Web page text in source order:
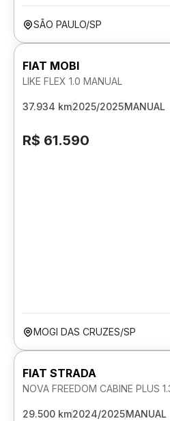
SÃO PAULO/SP
FIAT MOBI
LIKE FLEX 1.0 MANUAL
37.934 km2025/2025MANUAL
R$ 61.590
MOGI DAS CRUZES/SP
FIAT STRADA
NOVA FREEDOM CABINE PLUS
29.500 km2024/2025MANUAL